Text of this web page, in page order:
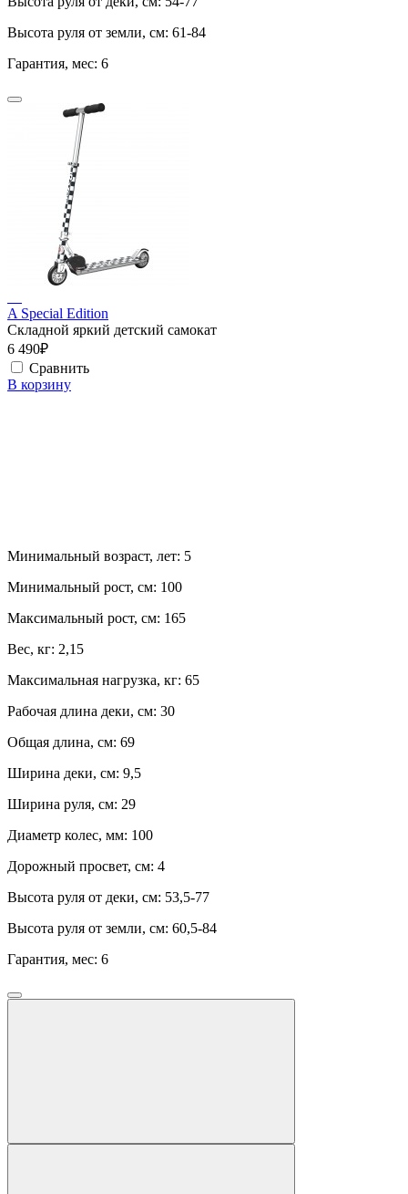
Высота руля от земли, см: 61-84
Гарантия, мес: 6
A Special Edition
Складной яркий детский самокат
6 490₽
Сравнить
В корзину
Минимальный возраст, лет: 5
Минимальный рост, см: 100
Максимальный рост, см: 165
Вес, кг: 2,15
Максимальная нагрузка, кг: 65
Рабочая длина деки, см: 30
Общая длина, см: 69
Ширина деки, см: 9,5
Ширина руля, см: 29
Диаметр колес, мм: 100
Дорожный просвет, см: 4
Высота руля от деки, см: 53,5-77
Высота руля от земли, см: 60,5-84
Гарантия, мес: 6